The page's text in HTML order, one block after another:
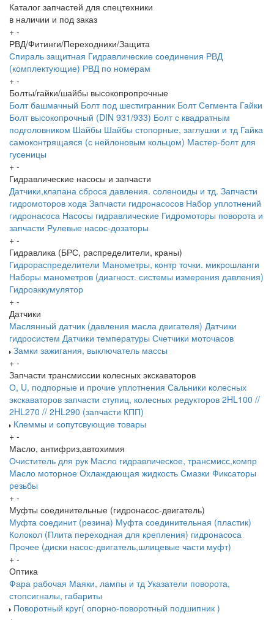
Каталог запчастей для спецтехники
в наличии и под заказ
+ -
РВД/Фитинги/Переходники/Защита
Спираль защитная Гидравлические соединения РВД
(комплектующие) РВД по номерам
+ -
Болты/гайки/шайбы высокопропрочные
Болт башмачный Болт под шестигранник Болт Сегмента Гайки
Болт высокопрочный (DIN 931/933) Болт с квадратным
подголовником Шайбы Шайбы стопорные, заглушки и тд Гайка
самоконтрящаяся (с нейлоновым кольцом) Мастер-болт для
гусеницы
+ -
Гидравлические насосы и запчасти
Датчики,клапана сброса давления. соленоиды и тд. Запчасти
гидромоторов хода Запчасти гидронасосов Набор уплотнений
гидронасоса Насосы гидравлические Гидромоторы поворота и
запчасти Рулевые насос-дозаторы
+ -
Гидравлика (БРС, распределители, краны)
Гидрораспределители Манометры, контр точки. микрошланги
Наборы манометров (диагност. системы измерения давления)
Гидроаккумулятор
+ -
Датчики
Маслянный датчик (давления масла двигателя) Датчики
гидросистем Датчики температуры Счетчики моточасов
Замки зажигания, выключатель массы
+ -
Запчасти трансмиссии колесных экскаваторов
О, U, подпорные и прочие уплотнения Сальники колесных
экскаваторов запчасти ступиц, колесных редукторов 2HL100 //
2HL270 // 2HL290 (запчасти КПП)
Клеммы и сопутсвующие товары
+ -
Масло, антифриз,автохимия
Очиститель для рук Масло гидравлическое, трансмисс,компр
Масло моторное Охлаждающая жидкость Смазки Фиксаторы
резьбы
+ -
Муфты соединительные (гидронасос-двигатель)
Муфта соединит (резина) Муфта соединительная (пластик)
Колокол (Плита переходная для крепления) гидронасоса
Прочее (диски насос-двигатель,шлицевые части муфт)
+ -
Оптика
Фара рабочая Маяки, лампы и тд Указатели поворота,
стопсигналы, габариты
Поворотный круг( опорно-поворотный подшипник )